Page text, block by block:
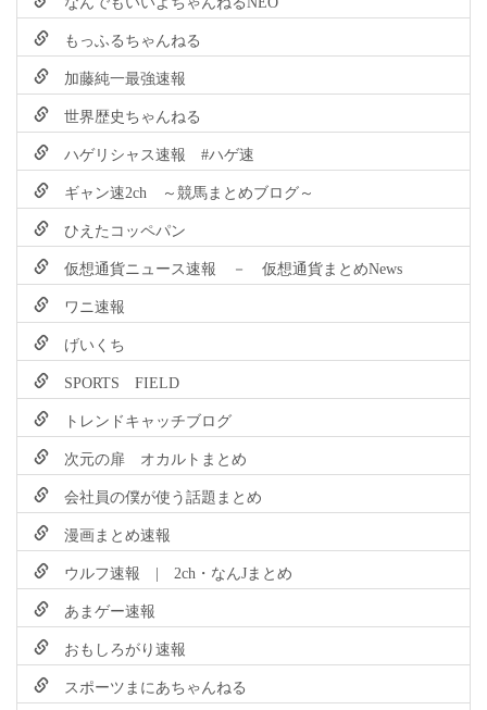
もっふるちゃんねる
加藤純一最強速報
世界歴史ちゃんねる
ハゲリシャス速報 #ハゲ速
ギャン速2ch ～競馬まとめブログ～
ひえたコッペパン
仮想通貨ニュース速報 － 仮想通貨まとめNews
ワニ速報
げいくち
SPORTS FIELD
トレンドキャッチブログ
次元の扉 オカルトまとめ
会社員の僕が使う話題まとめ
漫画まとめ速報
ウルフ速報 | 2ch・なんJまとめ
あまゲー速報
おもしろがり速報
スポーツまにあちゃんねる